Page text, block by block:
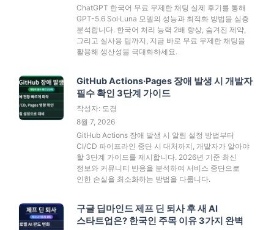
ChatGPT 한국어 무료 무제한 채팅 실제 후기를 통해
GPT-5.6 Sol·Luna 모델의 성능과 최적화 방법을 심층
분석합니다. 한국어 처리 능력 2배 향상, 숨겨진 제약,
그리고 실사용 팁까지, 지금 바로 무료 무제한 채팅을
활용해 생산성을 극대화하세요.
GitHub Actions·Pages 장애 발생 시 개발자
필수 확인 3단계 가이드
작성자: 도경
8월 7, 2026
GitHub Actions 장애 발생 시 알림 설정 방법부터
CI/CD 파이프라인 중단 시 대처까지, 개발자가 알아야
할 3단계 가이드를 제시합니다. 2026년 기준 최신
정보와 커뮤니티 반응을 분석하여 서비스 중단으로
인한 손실을 최소화하는 방법을 다룹니다.
구글 딥마인드 제프 딘 퇴사 후 새 AI
스타트업은? 한국인 주목 이유 3가지 완벽